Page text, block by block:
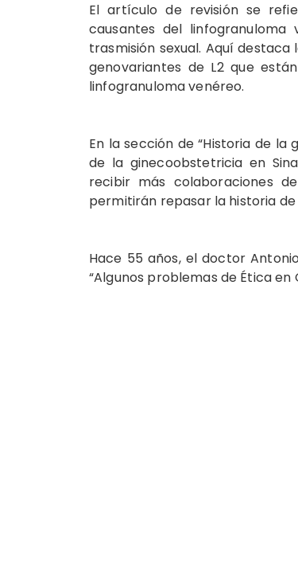
El artículo de revisión se
causantes del
trasmisión sexual. Aquí
genovariantes de L2 que
linfogranuloma venéreo.
En la sección de “Historia de
de la ginecoobstetricia en
recibir más colaboraciones
permitirán repasar la historia
Hace 55 años, el doctor
“Algunos problemas de Ética